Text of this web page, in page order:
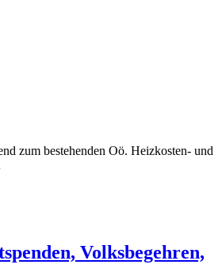
zum bestehenden Oö. Heizkosten- und
Volksbegehren,